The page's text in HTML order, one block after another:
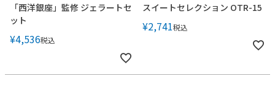
「西洋銀座」監修 ジェラートセ
ット
¥4,536税込
スイートセレクション OTR-15
¥2,741税込